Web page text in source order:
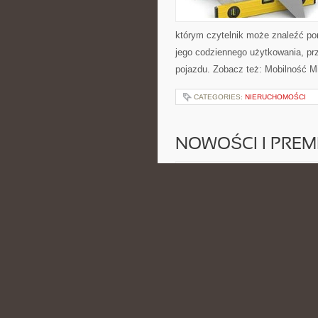
którym czytelnik może znaleźć
jego codziennego użytkowania,
pojazdu. Zobacz też: Mobilność
CATEGORIES: NIERUCHOMOŚCI
NOWOŚCI I